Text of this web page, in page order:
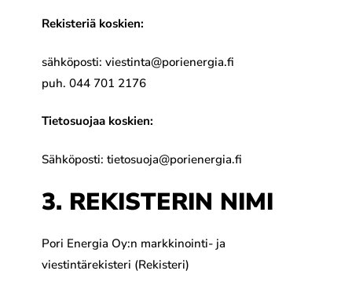
Rekisteriä koskien:
sähköposti: viestinta@porienergia.fi
puh. 044 701 2176
Tietosuojaa koskien:
Sähköposti: tietosuoja@porienergia.fi
3. REKISTERIN NIMI
Pori Energia Oy:n markkinointi- ja
viestintärekisteri (Rekisteri)